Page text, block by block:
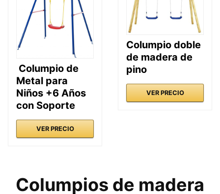
Columpio de
Metal para
Niños +6 Años
con Soporte
VER PRECIO
Columpio doble
de madera de
pino
VER PRECIO
Columpios de madera